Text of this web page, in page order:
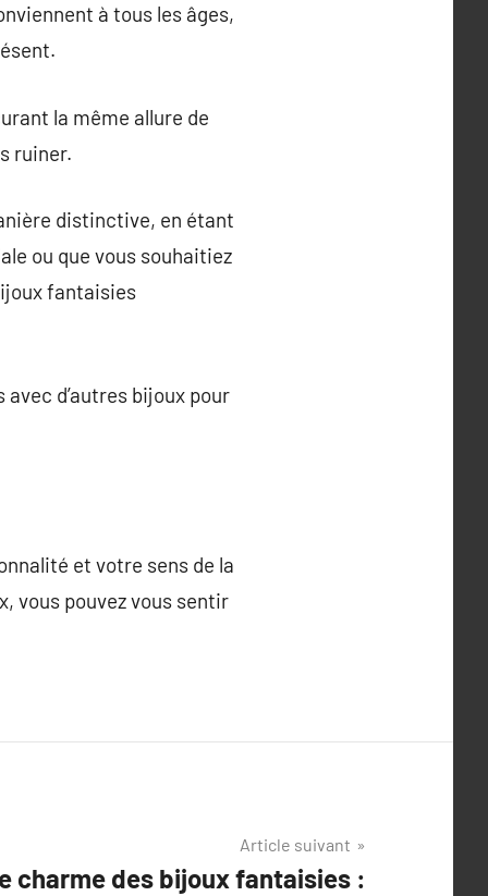
à tous les âges,
la même allure de
ruiner.
distinctive, en étant
ou que vous souhaitiez
fantaisies
d’autres bijoux pour
et votre sens de la
vous pouvez vous sentir
Article suivant
charme des bijoux fantaisies :